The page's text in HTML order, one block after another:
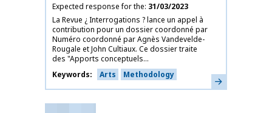
Expected response for the 31/03/2023
La Revue ¿ Interrogations ? lance un appel à
contribution pour un dossier coordonné par
Numéro coordonné par Agnès Vandevelde-
Rougale et John Cultiaux. Ce dossier traite
des "Apports conceptuels...
Keywords
Arts Methodology Learn more